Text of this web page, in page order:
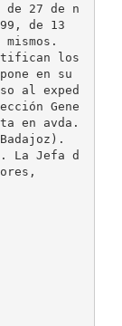
de 27 de n
de 13
los
en su
al exped
Gene
en avda.
La Jefa d